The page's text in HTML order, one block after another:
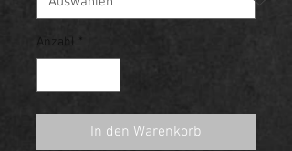
Anzahl *
In den Warenkorb